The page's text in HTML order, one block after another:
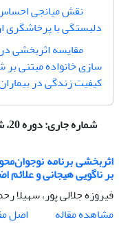
نقش میانجی
دلبستگی با پرخاشگری
مقایسه اثربخشی
سازی خانواده مبتنی
کیفیت زندگی در
شماره جاری:دوره 20، شماره 2 - شماره پیاپی 66، بهار 1405
اثربخشی برنامه
بر ناگویی هیجانی و علائم
فیروزه جلالی پور، سهیلا
مشاهده مقاله
اصل